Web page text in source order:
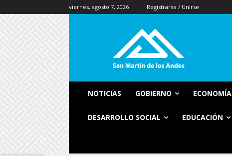
viernes, agosto 7, 2026 Registrarse / Unirse
NOTICIAS GOBIERNO ECONOMÍA
DESARROLLO SOCIAL EDUCACIÓN